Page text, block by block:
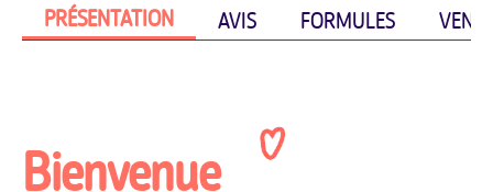
PRÉSENTATION AVIS FORMULES VENIR
Bienvenue